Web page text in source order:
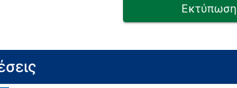
Εκτύπωση